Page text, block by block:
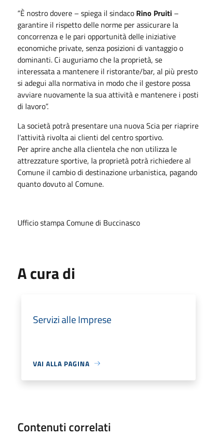
“È nostro dovere – spiega il sindaco Rino Pruiti –
garantire il rispetto delle norme per assicurare la
concorrenza e le pari opportunità delle iniziative
economiche private, senza posizioni di vantaggio o
dominanti. Ci auguriamo che la proprietà, se
interessata a mantenere il ristorante/bar, al più presto
si adegui alla normativa in modo che il gestore possa
avviare nuovamente la sua attività e mantenere i posti
di lavoro”.
La società potrà presentare una nuova Scia per riaprire
l’attività rivolta ai clienti del centro sportivo.
Per aprire anche alla clientela che non utilizza le
attrezzature sportive, la proprietà potrà richiedere al
Comune il cambio di destinazione urbanistica, pagando
quanto dovuto al Comune.
Ufficio stampa Comune di Buccinasco
A cura di
Servizi alle Imprese
VAI ALLA PAGINA
Contenuti correlati